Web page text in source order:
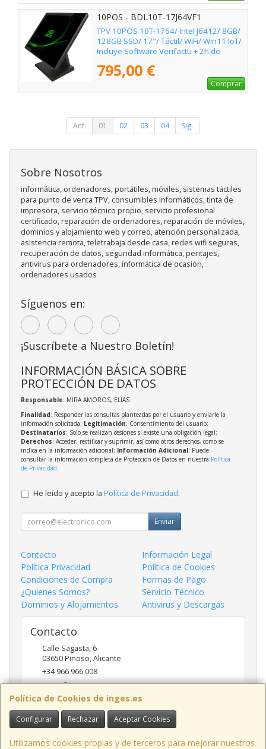
10POS - BDL10T-17J64VF1
TPV 10POS 10T-1764/ Intel J6412/ 8GB/
128GB SSD/ 17"/ Táctil/ WiFi/ Win11 IoT/
Incluye Software Verifactu + 2h de
795,00 €
Comprar
Ant. 01 02 03 04 Sig.
Política de Cookies de inges.es
Configurar Rechazar Aceptar Cookies
Utilizamos cookies propias y de terceros para mejorar nuestros
Sobre Nosotros
informática, ordenadores, portátiles, móviles, sistemas táctiles
para punto de venta TPV, consumibles informáticos, tinta de
impresora, servicio técnico propio, servicio profesional
certificado, reparación de ordenadores, reparación de móviles,
dominios y alojamiento web y correo, atención personalizada,
asistencia remota, teletrabaja desde casa, redes wifi seguras,
recuperación de datos, seguridad informática, peritajes,
antivirus para ordenadores, informática de ocasión,
ordenadores usados
Síguenos en:
¡Suscríbete a Nuestro Boletín!
INFORMACIÓN BÁSICA SOBRE
PROTECCIÓN DE DATOS
Responsable: MIRA AMOROS, ELIAS
Finalidad: Responder las consultas planteadas por el usuario y enviarle la
información solicitada; Legitimación: Consentimiento del usuario;
Destinatarios: Solo se realizan cesiones si existe una obligación legal;
Derechos: Acceder, rectificar y suprimir, así como otros derechos, como se
indica en la información adicional; Información Adicional: Puede
consultar la información completa de Protección de Datos en nuestra Política
de Privacidad.
He leído y acepto la Política de Privacidad.
Enviar
Contacto
Información Legal
Política Privacidad
Política de Cookies
Condiciones de Compra
Formas de Pago
¿Quienes Somos?
Servicio Técnico
Dominios y Alojamientos
Antivirus y Descargas
Contacto
Calle Sagasta, 6
03650Pinoso,Alicante
+34 966 966 008
inges@inges.es
Horario
9:00h - 14:00h y 17:00h - 19:30h